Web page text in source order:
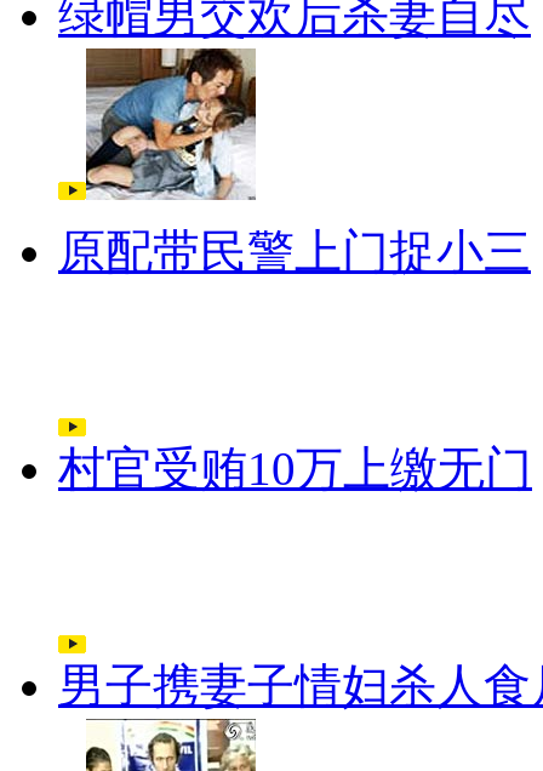
绿帽男交欢后杀妻自尽
原配带民警上门捉小三
村官受贿10万上缴无门
男子携妻子情妇杀人食